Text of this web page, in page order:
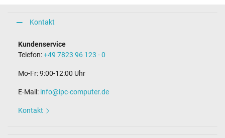
9,5 mm
Ja
Länge Anschlusskabel (m) (ca.)
Länge / Breite / Höhe
Kontakt
Kundenservice
Telefon:+49 7823 96 123 - 0
Mo-Fr: 9:00-12:00 Uhr
E-Mail: info@ipc-computer.de
Kontakt